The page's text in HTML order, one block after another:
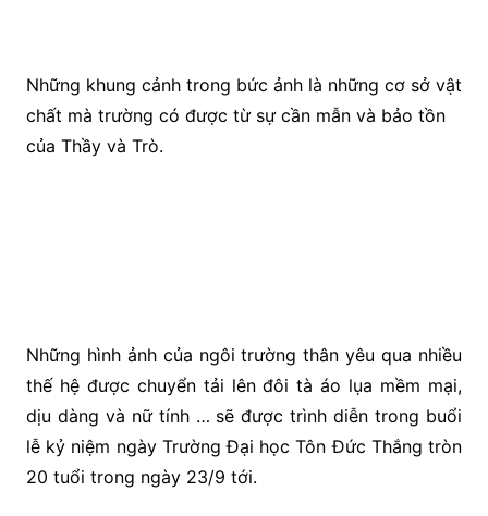
Những khung cảnh trong bức ảnh là những cơ sở vật
chất mà trường có được từ sự cần mẫn và bảo tồn
của Thầy và Trò.
Những hình ảnh của ngôi trường thân yêu qua nhiều
thế hệ được chuyển tải lên đôi tà áo lụa mềm mại,
dịu dàng và nữ tính … sẽ được trình diễn trong buổi
lễ kỷ niệm ngày Trường Đại học Tôn Đức Thắng tròn
20 tuổi trong ngày 23/9 tới.